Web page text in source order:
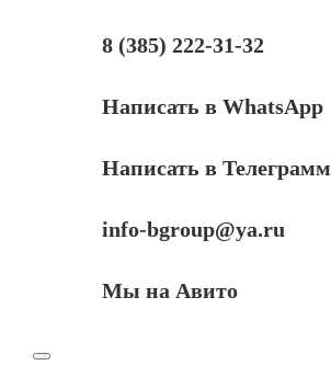
8 (385) 222-31-32
Написать в WhatsApp
Написать в Телеграмм
info-bgroup@ya.ru
Мы на Авито